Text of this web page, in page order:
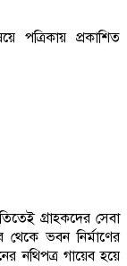
প্রকাশিত
গ্রাহকদের সেবা
ভবন নির্মাণের
নথিপত্র গায়েব হয়ে